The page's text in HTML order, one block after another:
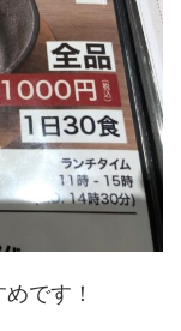
です！